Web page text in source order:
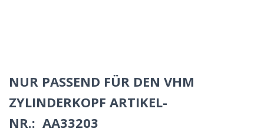
NUR PASSEND FÜR DEN VHM
ZYLINDERKOPF ARTIKEL-
NR.: AA33203